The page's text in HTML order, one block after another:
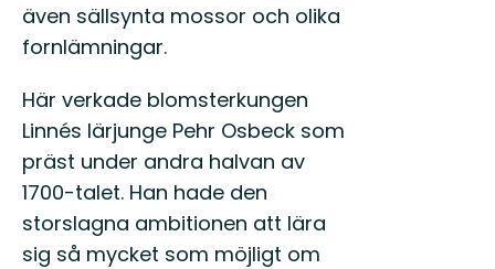
även sällsynta mossor och olika
fornlämningar.
Här verkade blomsterkungen
Linnés lärjunge Pehr Osbeck som
präst under andra halvan av
1700-talet. Han hade den
storslagna ambitionen att lära
sig så mycket som möjligt om